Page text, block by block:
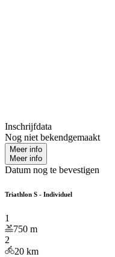
Inschrijfdata
Nog niet bekendgemaakt
Meer info
Meer info
Datum nog te bevestigen
Triathlon S - Individuel
1
750 m
2
20 km